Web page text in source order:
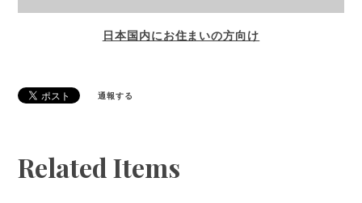
日本国内にお住まいの方向け
通報する
Related Items